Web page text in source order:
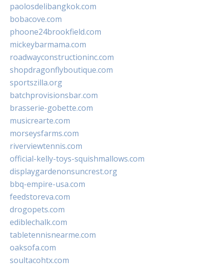
paolosdelibangkok.com
bobacove.com
phoone24brookfield.com
mickeybarmama.com
roadwayconstructioninc.com
shopdragonflyboutique.com
sportszilla.org
batchprovisionsbar.com
brasserie-gobette.com
musicrearte.com
morseysfarms.com
riverviewtennis.com
official-kelly-toys-squishmallows.com
displaygardenonsuncrest.org
bbq-empire-usa.com
feedstoreva.com
drogopets.com
ediblechalk.com
tabletennisnearme.com
oaksofa.com
soultacohtx.com